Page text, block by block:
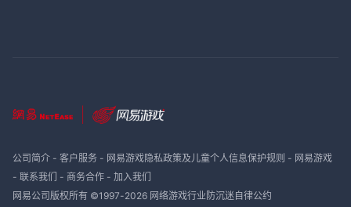
公司简介- 客户服务- 网易游戏隐私政策及儿童个人信息保护规则 - 网易游戏
- 联系我们 - 商务合作- 加入我们
网易公司版权所有 ©1997-2026 网络游戏行业防沉迷自律公约